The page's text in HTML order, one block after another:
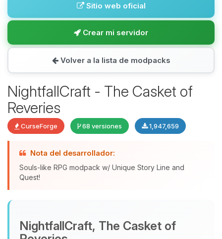
Sitio web oficial
Crear mi servidor
Volver a la lista de modpacks
NightfallCraft - The Casket of
Reveries
CurseForge 68 versiones 1,947,659
Nota del desarrollador:
Souls-like RPG modpack w/ Unique Story Line and
Quest!
NightfallCraft, The Casket of
hablar! Soy Choupy, tu pequeno
asistente de BoxToPlay. Cuentame